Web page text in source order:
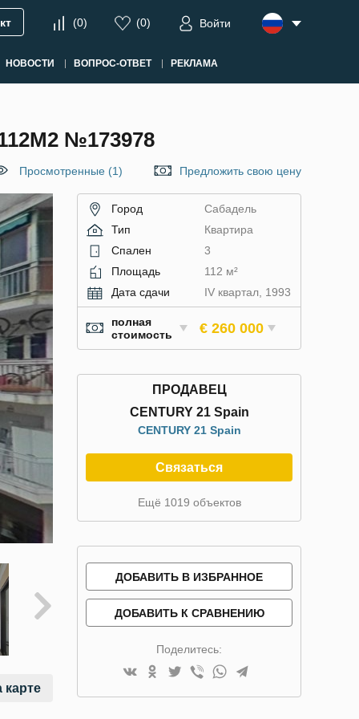
(0) (0) Войти
НОВОСТИ ВОПРОС-ОТВЕТ РЕКЛАМА
№173978
Просмотренные (1) Предложить свою цену
карте
Город
Сабадель
Тип
Квартира
Спален
3
Площадь
112 м²
Дата сдачи
IV квартал, 1993
полная
стоимость
€ 260 000
ПРОДАВЕЦ
CENTURY 21 Spain
CENTURY 21 Spain
Связаться
Ещё 1019 объектов
ДОБАВИТЬ В ИЗБРАННОЕ
ДОБАВИТЬ К СРАВНЕНИЮ
Поделитесь: